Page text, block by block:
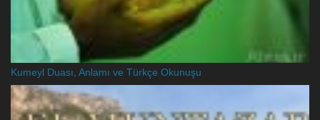
Kumeyl Duası, Anlamı ve Türkçe Okunuşu